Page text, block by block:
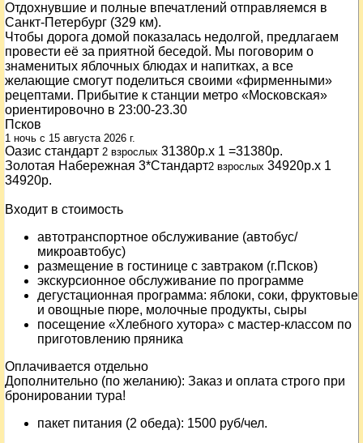
Отдохнувшие и полные впечатлений отправляемся в
Санкт-Петербург (329 км).
Чтобы дорога домой показалась недолгой, предлагаем
провести её за приятной беседой. Мы поговорим о
знаменитых яблочных блюдах и напитках, а все
желающие смогут поделиться своими «фирменными»
рецептами. Прибытие к станции метро «Московская»
ориентировочно в 23:00-23.30
Псков
1 ночь c 15 августа 2026 г.
Оазис стандарт 2 взрослых 31380р.x 1 =31380p.
Золотая Набережная 3*Стандарт2 взрослых 34920р.x 1
34920p.
Входит в стоимость
автотранспортное обслуживание (автобус/
микроавтобус)
размещение в гостинице с завтраком (г.Псков)
экскурсионное обслуживание по программе
дегустационная программа: яблоки, соки, фруктовые
и овощные пюре, молочные продукты, сыры
посещение «Хлебного хутора» с мастер-классом по
приготовлению пряника
Оплачивается отдельно
Дополнительно (по желанию): Заказ и оплата строго при
бронировании тура!
пакет питания (2 обеда): 1500 руб/чел.